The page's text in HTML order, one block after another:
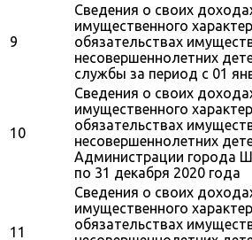
9
Сведения о своих
имущественного
обязательствах
несовершеннолетних
службы за период с 01
10
Сведения о своих
имущественного
обязательствах
несовершеннолетних
Администрации города
по 31 декабря 2020 года
11
Сведения о своих
имущественного
обязательствах